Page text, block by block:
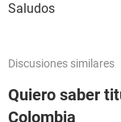
Saludos
Discusiones similares
Quiero saber
Colombia